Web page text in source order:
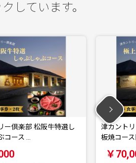
しています。
ー倶楽部 松阪牛特選し
コース …
津カント
板焼コー
￥